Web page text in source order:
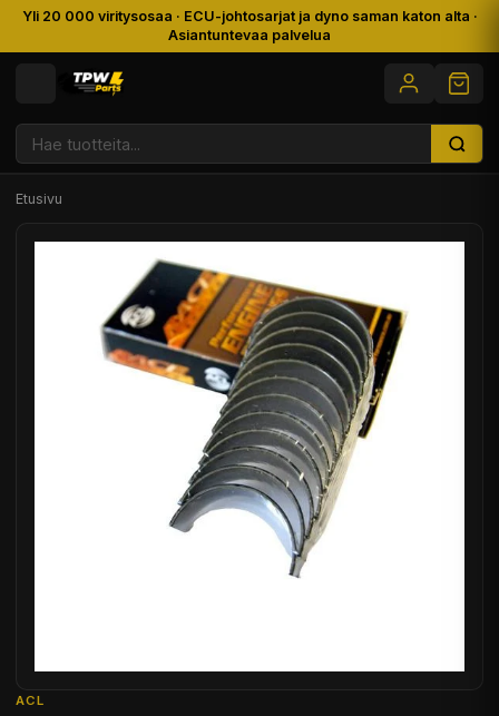
Yli 20 000 viritysosaa · ECU-johtosarjat ja dyno saman katon alta ·
Asiantuntevaa palvelua
Etusivu
ACL